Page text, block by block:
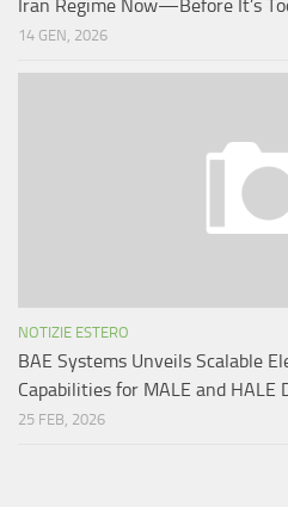
Iran Regime Now—Before It’s
14 GEN, 2026
NOTIZIE ESTERO
BAE Systems Unveils Scalable
Capabilities for MALE and HALE
25 FEB, 2026